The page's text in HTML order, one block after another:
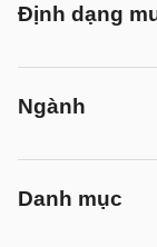
Định dạng
Ngành
Danh mục